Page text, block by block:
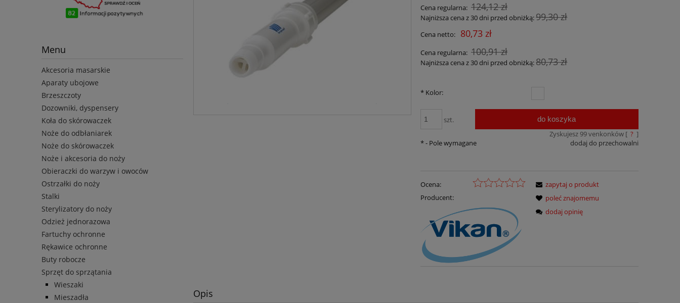
Menu
Akcesoria masarskie
Aparaty ubojowe
Brzeszczoty
Dozowniki, dyspensery
Koła do skórowaczek
Noże do odbłaniarek
Noże do skórowaczek
Noże i akcesoria do noży
Obieraczki do warzyw i owoców
Ostrzałki do noży
Stalki
Sterylizatory do noży
Odzież jednorazowa
Fartuchy ochronne
Rękawice ochronne
Buty robocze
Sprzęt do sprzątania
Wieszaki
Mieszadła
Cena regularna: 124,12 zł
Najniższa cena z 30 dni przed obniżką:99,30 zł
Cena netto: 80,73 zł
Cena regularna: 100,91 zł
Najniższa cena z 30 dni przed obniżką:80,73 zł
* Kolor:
szt. do koszyka
Zyskujesz 99venkonków [ ? ]
dodaj do przechowalni
*- Pole wymagane
Ocena:
Producent:
zapytaj o produkt
poleć znajomemu
dodaj opinię
Opis